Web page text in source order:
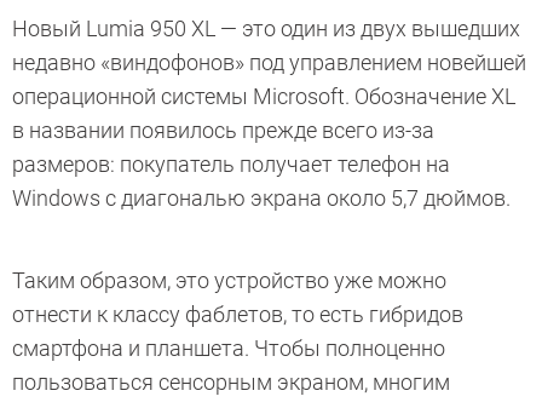
Новый Lumia 950 XL — это один из двух вышедших
недавно «виндофонов» под управлением новейшей
операционной системы Microsoft. Обозначение XL
в названии появилось прежде всего из-за
размеров: покупатель получает телефон на
Windows с диагональю экрана около 5,7 дюймов.
Таким образом, это устройство уже можно
отнести к классу фаблетов, то есть гибридов
смартфона и планшета. Чтобы полноценно
пользоваться сенсорным экраном, многим